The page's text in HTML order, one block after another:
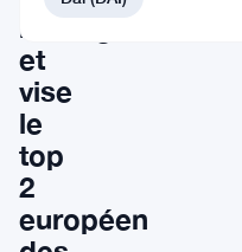
norvégiennes
et
vise
le
top
2
européen